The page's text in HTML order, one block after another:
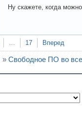
Ну скажете, когда
17 Вперед
» Свободное ПО во